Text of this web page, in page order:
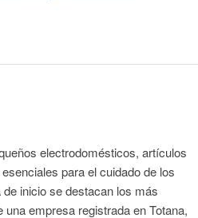
electrodomésticos, artículos
para el cuidado de los
de inicio se destacan los más
empresa registrada en Totana,